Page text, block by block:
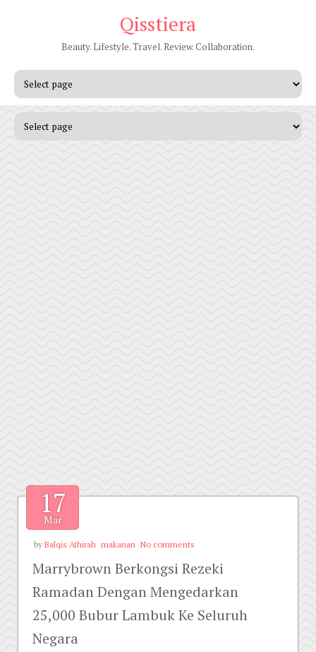
Qisstiera
Beauty. Lifestyle. Travel. Review. Collaboration.
17
Mar
by Balqis Athirah makanan No comments
Marrybrown Berkongsi Rezeki
Ramadan Dengan Mengedarkan
25,000 Bubur Lambuk Ke Seluruh
Negara